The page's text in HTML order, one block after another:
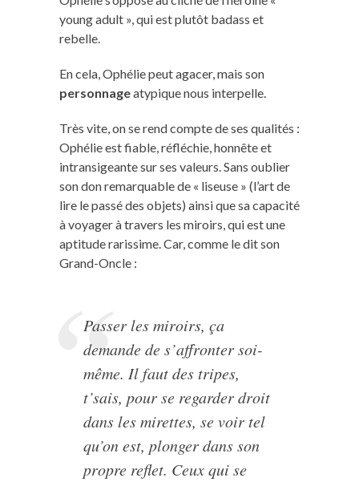
young adult », qui est plutôt badass et
rebelle.
En cela, Ophélie peut agacer, mais son
personnageatypique nous interpelle.
Très vite, on se rend compte de ses qualités :
Ophélie est fiable, réfléchie, honnête et
intransigeante sur ses valeurs. Sans oublier
son don remarquable de « liseuse » (l’art de
lire le passé des objets) ainsi que sa capacité
à voyager à travers les miroirs, qui est une
aptitude rarissime. Car, comme le dit son
Grand-Oncle :
Passer les miroirs, ça
demande de s’affronter soi-
même. Il faut des tripes,
t’sais, pour se regarder droit
dans les mirettes, se voir tel
qu’on est, plonger dans son
propre reflet. Ceux qui se